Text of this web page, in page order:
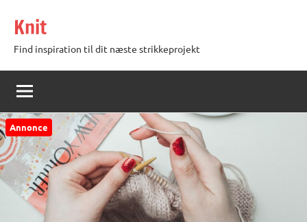
indhold
Knit
Find inspiration til dit næste strikkeprojekt
Annonce